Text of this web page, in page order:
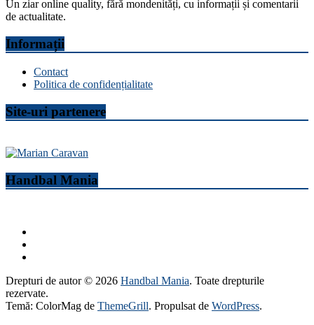
Un ziar online quality, fără mondenități, cu informații și comentarii
de actualitate.
Informații
Contact
Politica de confidențialitate
Site-uri partenere
Handbal Mania
Drepturi de autor © 2026 Handbal Mania. Toate drepturile
rezervate.
Temă: ColorMag de ThemeGrill. Propulsat de WordPress.